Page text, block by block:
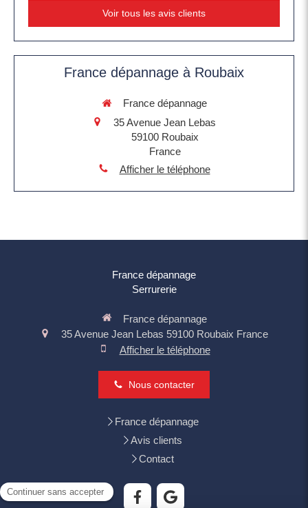
Voir tous les avis clients
France dépannage à Roubaix
France dépannage
35 Avenue Jean Lebas
59100 Roubaix
France
Afficher le téléphone
France dépannage
Serrurerie
France dépannage
35 Avenue Jean Lebas 59100 Roubaix France
Afficher le téléphone
Nous contacter
France dépannage
Avis clients
Contact